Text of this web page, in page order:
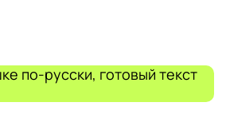
по-русски, готовый текст